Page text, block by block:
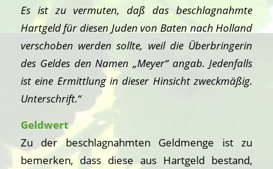
Es ist zu vermuten, daß das beschlagnahmte
Hartgeld für diesen Juden von Baten nach Holland
verschoben werden sollte, weil die Überbringerin
des Geldes den Namen „Meyer“ angab. Jedenfalls
ist eine Ermittlung in dieser Hinsicht zweckmäßig.
Unterschrift.“
Geldwert
Zu der beschlagnahmten Geldmenge ist zu
bemerken, dass diese aus Hartgeld bestand,